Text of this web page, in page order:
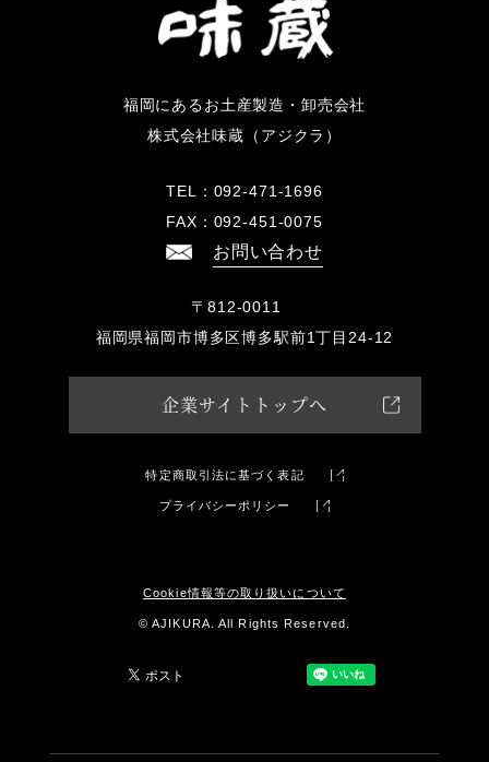
福岡にあるお土産製造・卸売会社
株式会社味蔵（アジクラ）
TEL： 092-471-1696
FAX： 092-451-0075
お問い合わせ
〒812-0011
福岡県福岡市博多区博多駅前1丁目24-12
企業サイトトップへ
特定商取引法に基づく表記
プライバシーポリシー
Cookie情報等の取り扱いについて
© AJIKURA. All Rights Reserved.